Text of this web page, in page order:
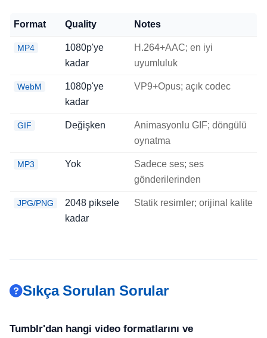
Format Quality Notes
MP4
1080p'ye
kadar
H.264+AAC; en iyi
uyumluluk
WebM
1080p'ye
kadar
VP9+Opus; açık codec
GIF Değişken
Animasyonlu GIF; döngülü
oynatma
MP3 Yok
Sadece ses; ses
gönderilerinden
JPG/PNG
2048 piksele
kadar
Statik resimler; orijinal kalite
Sıkça Sorulan Sorular
Tumblr'dan hangi video formatlarını ve